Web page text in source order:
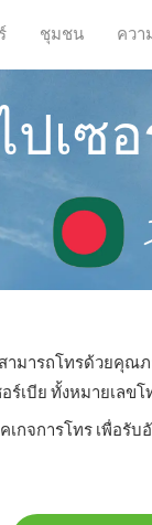
ชุมชน ควา
เซ
ารถโทรด้วยคุณภา
เบีย ทั้งหมายเล
กจการโทร เพื่อรั